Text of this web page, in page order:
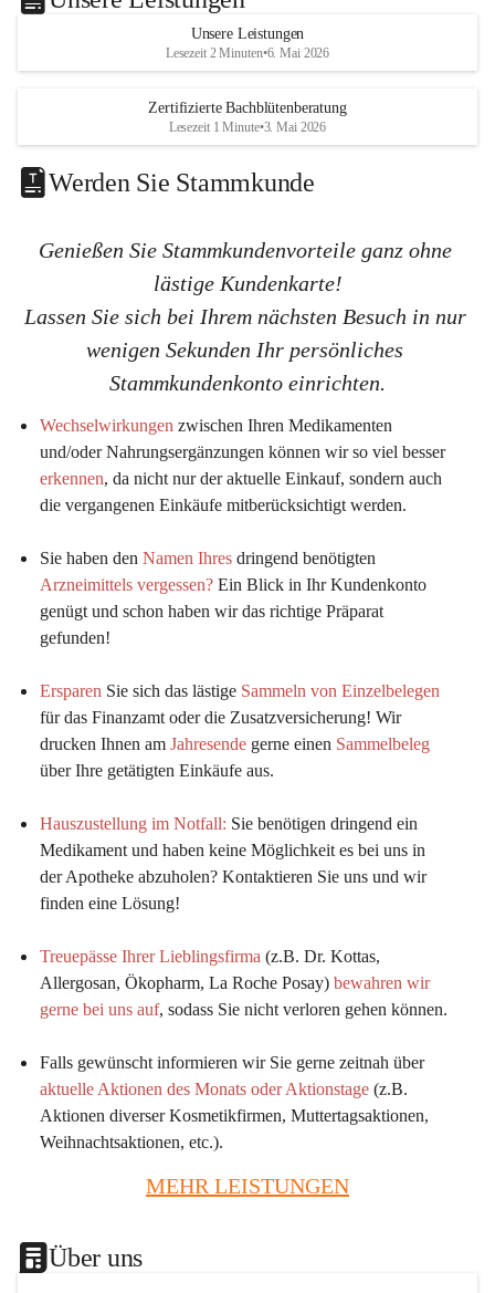
a
G
K
G
Unsere Leistungen
Lesezeit 2 Minuten•6. Mai 2026
Zertifizierte Bachblütenberatung
Lesezeit 1 Minute•3. Mai 2026
Werden Sie Stammkunde
Genießen Sie Stammkundenvorteile ganz ohne
lästige Kundenkarte!
Lassen Sie sich bei Ihrem nächsten Besuch in nur
wenigen Sekunden Ihr persönliches
Stammkundenkonto einrichten.
Wechselwirkungen zwischen Ihren Medikamenten
und/oder Nahrungsergänzungen können wir so viel besser
erkennen, da nicht nur der aktuelle Einkauf, sondern auch
die vergangenen Einkäufe mitberücksichtigt werden.
Sie haben den Namen Ihres dringend benötigten
Arzneimittels vergessen? Ein Blick in Ihr Kundenkonto
genügt und schon haben wir das richtige Präparat
gefunden!
Ersparen Sie sich das lästige Sammeln von Einzelbelegen
für das Finanzamt oder die Zusatzversicherung! Wir
drucken Ihnen am Jahresende gerne einen Sammelbeleg
über Ihre getätigten Einkäufe aus.
Hauszustellung im Notfall: Sie benötigen dringend ein
Medikament und haben keine Möglichkeit es bei uns in
der Apotheke abzuholen? Kontaktieren Sie uns und wir
finden eine Lösung!
Treuepässe Ihrer Lieblingsfirma (z.B. Dr. Kottas,
Allergosan, Ökopharm, La Roche Posay) bewahren wir
gerne bei uns auf, sodass Sie nicht verloren gehen können.
Falls gewünscht informieren wir Sie gerne zeitnah über
aktuelle Aktionen des Monats oder Aktionstage (z.B.
Aktionen diverser Kosmetikfirmen, Muttertagsaktionen,
Weihnachtsaktionen, etc.).
MEHR LEISTUNGEN
Über uns